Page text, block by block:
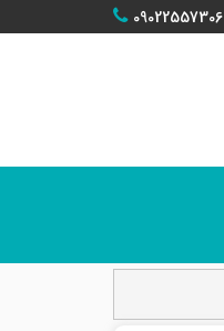
09022557306